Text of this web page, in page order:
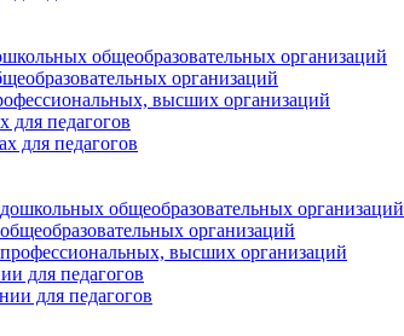
общеобразовательных организаций
организаций
высших организаций
для педагогов
для педагогов
общеобразовательных организаций
организаций
высших организаций
для педагогов
для педагогов